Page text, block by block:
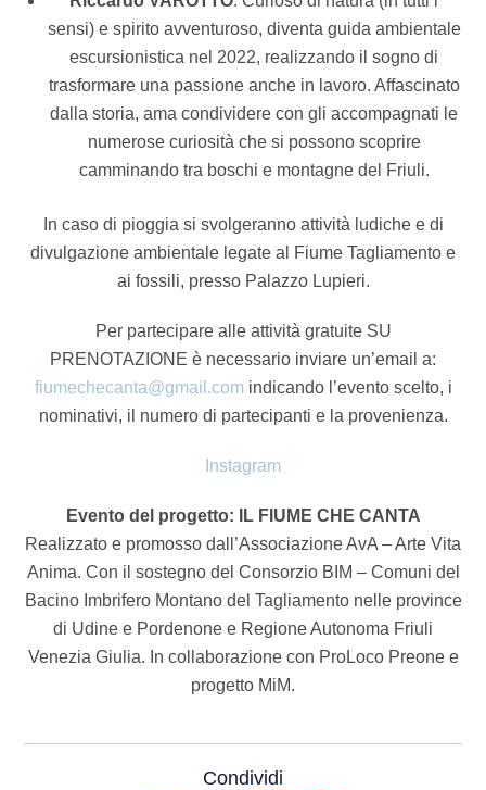
sensi) e spirito avventuroso, diventa guida ambientale
escursionistica nel 2022, realizzando il sogno di
trasformare una passione anche in lavoro. Affascinato
dalla storia, ama condividere con gli accompagnati le
numerose curiosità che si possono scoprire
camminando tra boschi e montagne del Friuli.
In caso di pioggia si svolgeranno attività ludiche e di
divulgazione ambientale legate al Fiume Tagliamento e
ai fossili, presso Palazzo Lupieri.
Per partecipare alle attività gratuite SU
PRENOTAZIONE è necessario inviare un’email a:
fiumechecanta@gmail.comindicando l’evento scelto, i
nominativi, il numero di partecipanti e la provenienza.
Instagram
Evento del progetto: IL FIUME CHE CANTA
Realizzato e promosso dall’Associazione AvA – Arte Vita
Anima. Con il sostegno del Consorzio BIM – Comuni del
Bacino Imbrifero Montano del Tagliamento nelle province
di Udine e Pordenone e Regione Autonoma Friuli
Venezia Giulia. In collaborazione con ProLoco Preone e
progetto MiM.
Condividi